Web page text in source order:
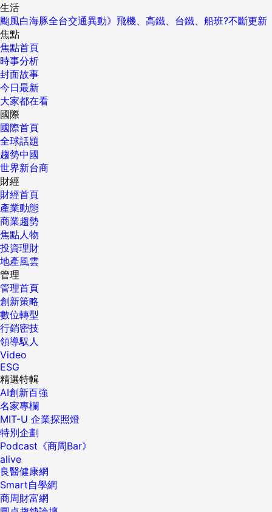
生活
颱風白海豚全台交通異動》飛機、高鐵、台鐵、船班?不斷更新
焦點
焦點首頁
時事分析
封面故事
今日最新
大家都在看
國際
國際首頁
全球話題
趨勢中國
世界新台商
財經
財經首頁
產業動態
商業趨勢
焦點人物
投資理財
地產風雲
管理
管理首頁
創新策略
數位轉型
行銷密技
領導馭人
Video
ESG
精選特輯
AI創新百強
名家專欄
MIT-U 企業探照燈
特別企劃
Podcast《商周Bar》
alive
良醫健康網
Smart自學網
商周財富網